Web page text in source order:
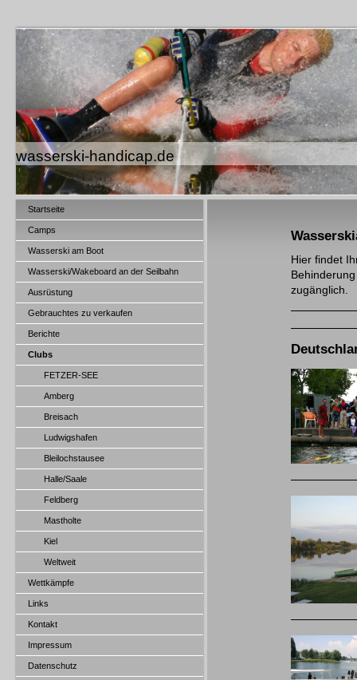
wasserski-handicap.de
Startseite
Camps
Wasserski am Boot
Wasserski/Wakeboard an der Seilbahn
Ausrüstung
Gebrauchtes zu verkaufen
Berichte
Clubs
FETZER-SEE
Amberg
Breisach
Ludwigshafen
Bleilochstausee
Halle/Saale
Feldberg
Mastholte
Kiel
Weltweit
Wettkämpfe
Links
Kontakt
Impressum
Datenschutz
Hier findet
zugänglich.